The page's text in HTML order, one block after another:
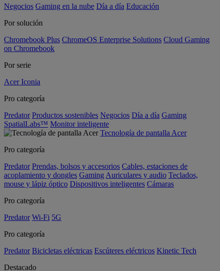
Negocios Gaming en la nube Día a día Educación
Por solución
Chromebook Plus ChromeOS Enterprise Solutions Cloud Gaming
on Chromebook
Por serie
Acer Iconia
Pro categoría
Predator Productos sostenibles Negocios Día a día Gaming
SpatialLabs™ Monitor inteligente
Tecnología de pantalla Acer
Pro categoría
Predator Prendas, bolsos y accesorios Cables, estaciones de
acoplamiento y dongles Gaming Auriculares y audio Teclados,
mouse y lápiz óptico Dispositivos inteligentes Cámaras
Pro categoría
Predator Wi-Fi 5G
Pro categoría
Predator Bicicletas eléctricas Escúteres eléctricos Kinetic Tech
Destacado